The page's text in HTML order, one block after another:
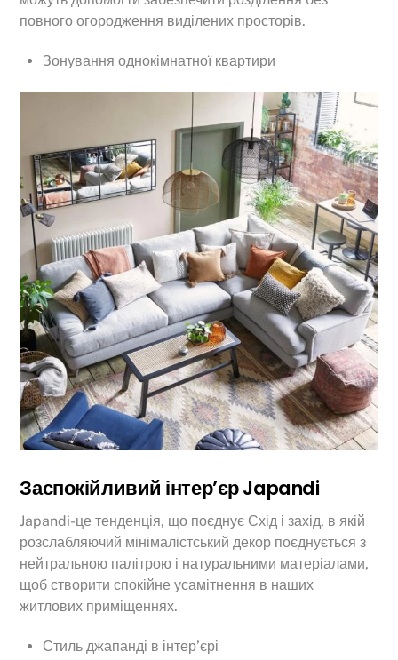
повного огородження виділених просторів.
Зонування однокімнатної квартири
Заспокійливий інтер’єр Japandi
Japandi-це тенденція, що поєднує Схід і захід, в якій
розслабляючий мінімалістський декор поєднується з
нейтральною палітрою і натуральними матеріалами,
щоб створити спокійне усамітнення в наших
житлових приміщеннях.
Стиль джапанді в інтер’єрі